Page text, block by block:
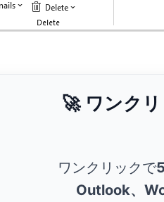
🚀 ワンク
ワンクリックで
Outlook、